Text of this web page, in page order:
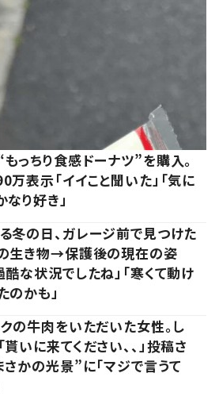
っちり食感ドーナツ”を購入。
表示「イイこと聞いた」「気に
なり好き」
冬の日、ガレージ前で見つけた
生き物→保護後の現在の姿
な状況でしたね」「寒くて動け
のかも」
の牛肉をいただいた女性。し
いに来てください、、」投稿さ
かの光景”に「マジで言うて